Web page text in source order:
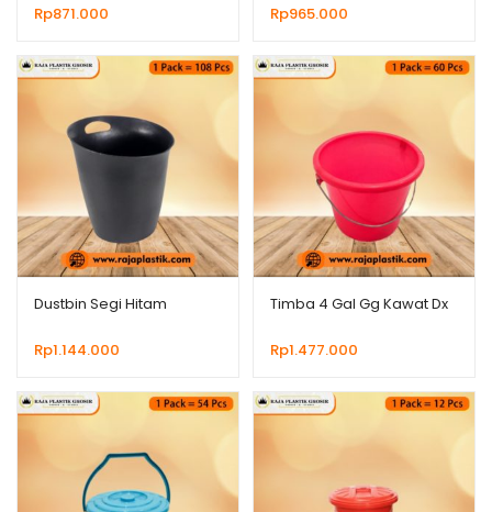
Rp871.000
Rp965.000
Dustbin Segi Hitam
Rp1.144.000
Timba 4 Gal Gg Kawat Dx
Rp1.477.000